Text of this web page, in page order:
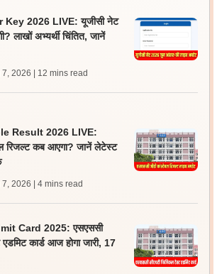
2026 LIVE: यूजीसी नेट
अभ्यर्थी चिंतित, जानें
7, 2026 | 12 mins read
Result 2026 LIVE:
रिजल्ट कब आएगा? जानें लेटेस्ट
7, 2026 | 4 mins read
Card 2025: एसएससी
कार्ड आज होगा जारी, 17